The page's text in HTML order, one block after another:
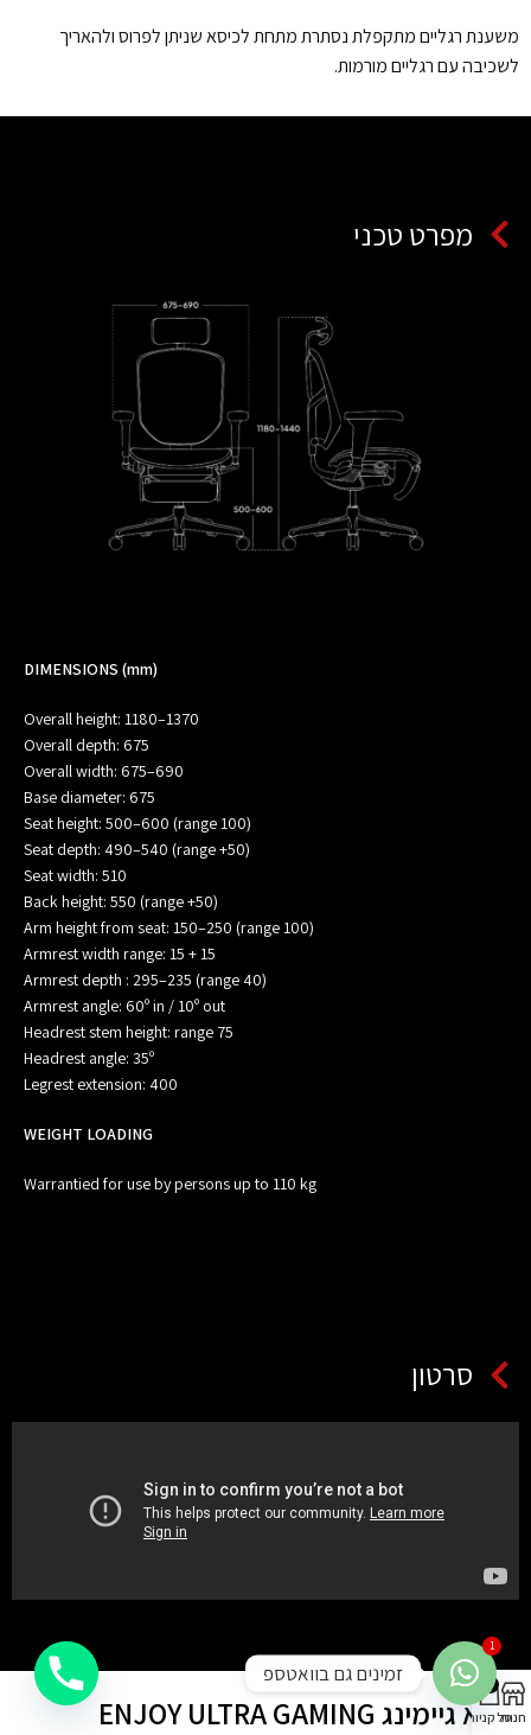
משענת רגליים מתקפלת נסתרת מתחת לכיסא שניתן לפרוס ולהאריך
לשכיבה עם רגליים מורמות.
מפרט טכני
DIMENSIONS (mm)
Overall height: 1180–1370
Overall depth: 675
Overall width: 675–690
Base diameter: 675
Seat height: 500–600 (range 100)
Seat depth: 490–540 (range +50)
Seat width: 510
Back height: 550 (range +50)
Arm height from seat: 150–250 (range 100)
Armrest width range: 15 + 15
Armrest depth : 295–235 (range 40)
Armrest angle: 60º in / 10º out
Headrest stem height: range 75
Headrest angle: 35º
Legrest extension: 400
WEIGHT LOADING
Warrantied for use by persons up to 110 kg
סרטון
כיסא גיימינג ENJOY ULTRA GAMING
חנותסל קניות
1
זמינים גם בוואטספ